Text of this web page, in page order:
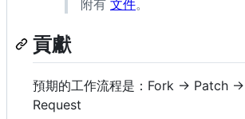
附有 文件。
貢獻
預期的工作流程是：Fork -> Patch -
Request